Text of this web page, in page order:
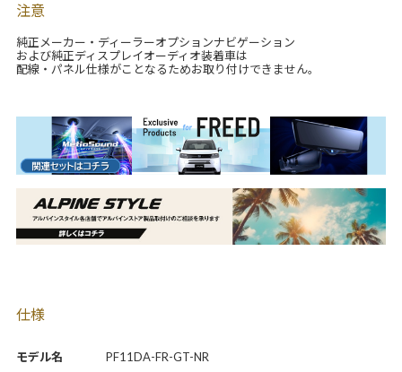
モデル名 PF11DA-FR-GT-NR
注意
純正メーカー・ディーラーオプションナビゲーション
および純正ディスプレイオーディオ装着車は
配線・パネル仕様がことなるためお取り付けできません。
仕様